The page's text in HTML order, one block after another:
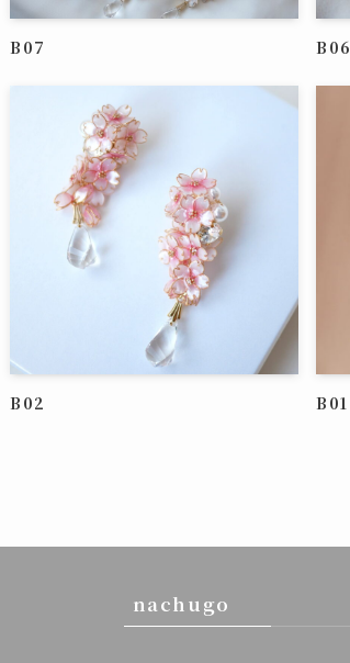
B07 B06
B02 B01
nachugo